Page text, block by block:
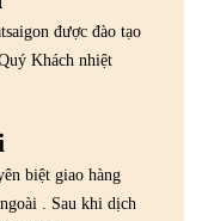
được đào tạo
Khách nhiệt
biệt giao hàng
. Sau khi dịch